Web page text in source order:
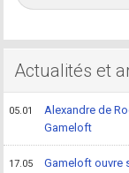
Actualités et
05.01
Alexandre de
Gameloft
17.05
Gameloft ouvre